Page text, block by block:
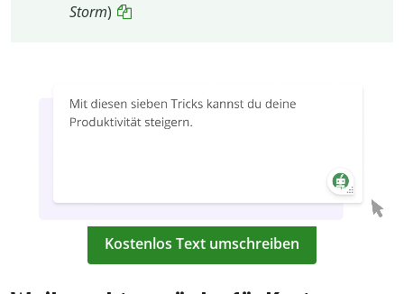
Storm)
Kostenlos Text umschreiben